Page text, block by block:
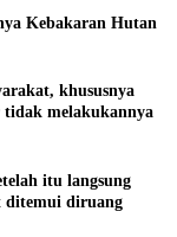
Kebakaran Hutan
khususnya
tidak melakukannya
itu langsung
ditemui diruang